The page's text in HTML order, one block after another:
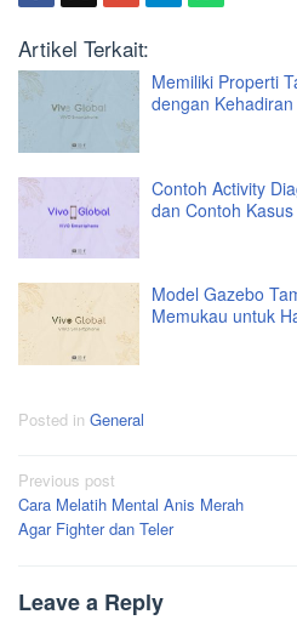
Artikel Terkait:
Memiliki Properti
dengan
Contoh Activity
dan Contoh Kasus
Model Gazebo
Memukau untuk
Posted in General
Post
navigation
Previous post
Cara Melatih Mental Anis Merah
Agar Fighter dan Teler
Leave a Reply